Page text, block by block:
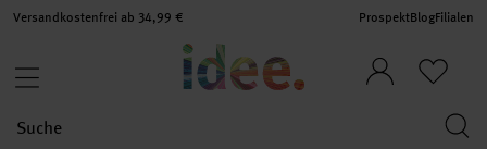
Versandkostenfrei ab 34,99 € ProspektBlogFilialen